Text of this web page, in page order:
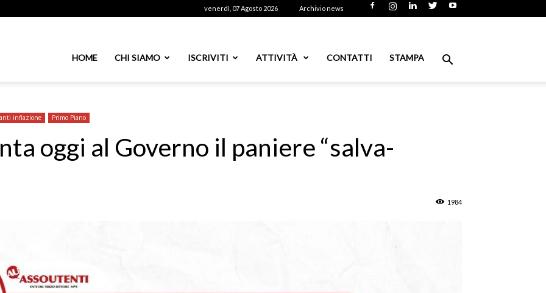
venerdì, 07 Agosto 2026 Archivio news
HOME CHI SIAMO ISCRIVITI ATTIVITÀ CONTATTI STAMPA
inflazione Primo Piano
oggi al Governo il paniere “salva-
1984